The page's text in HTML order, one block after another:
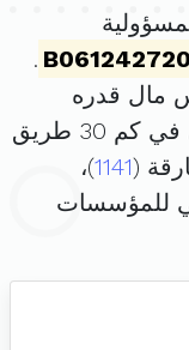
.
، ويقع مقرها الرئيسي في كم 30 طريق
1141)،
للمؤسسات